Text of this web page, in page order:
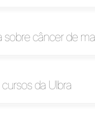
sobre câncer de
da Ulbra